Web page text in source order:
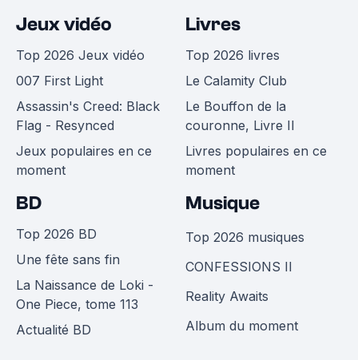
Jeux vidéo
Top 2026 Jeux vidéo
007 First Light
Assassin's Creed: Black
Flag - Resynced
Jeux populaires en ce
moment
Livres
Top 2026 livres
Le Calamity Club
Le Bouffon de la
couronne, Livre II
Livres populaires en ce
moment
BD
Top 2026 BD
Une fête sans fin
La Naissance de Loki -
One Piece, tome 113
Actualité BD
Musique
Top 2026 musiques
CONFESSIONS II
Reality Awaits
Album du moment